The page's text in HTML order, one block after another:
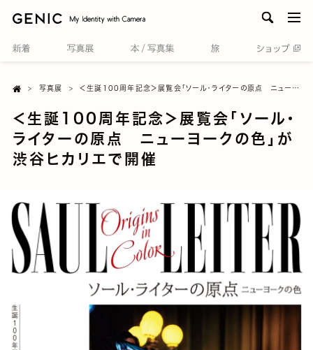
 Home写真展 ＜生誕100周年記念＞展覧会「ソール・ライターの原点 ニューヨークの色」が渋谷ヒカリエで開催
＜生誕100周年記念＞展覧会「ソール・
ライターの原点 ニューヨークの色」が
渋谷ヒカリエで開催